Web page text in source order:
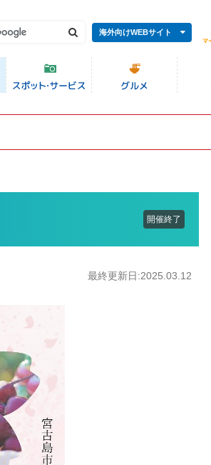
海外向けWEBサイト
開催終了
最終更新日:2025.03.12